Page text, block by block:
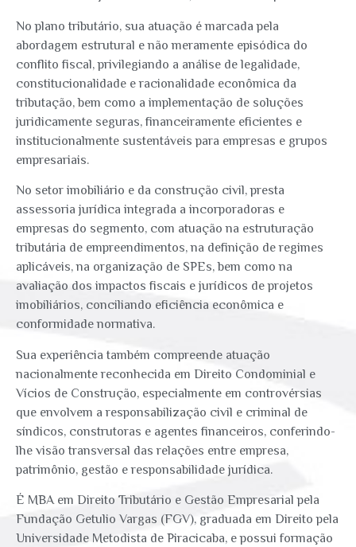
No plano tributário, sua atuação é marcada pela
abordagem estrutural e não meramente episódica do
conflito fiscal, privilegiando a análise de legalidade,
constitucionalidade e racionalidade econômica da
tributação, bem como a implementação de soluções
juridicamente seguras, financeiramente eficientes e
institucionalmente sustentáveis para empresas e grupos
empresariais.
No setor imobiliário e da construção civil, presta
assessoria jurídica integrada a incorporadoras e
empresas do segmento, com atuação na estruturação
tributária de empreendimentos, na definição de regimes
aplicáveis, na organização de SPEs, bem como na
avaliação dos impactos fiscais e jurídicos de projetos
imobiliários, conciliando eficiência econômica e
conformidade normativa.
Sua experiência também compreende atuação
nacionalmente reconhecida em Direito Condominial e
Vícios de Construção, especialmente em controvérsias
que envolvem a responsabilização civil e criminal de
síndicos, construtoras e agentes financeiros, conferindo-
lhe visão transversal das relações entre empresa,
patrimônio, gestão e responsabilidade jurídica.
É MBA em Direito Tributário e Gestão Empresarial pela
Fundação Getulio Vargas (FGV), graduada em Direito pela
Universidade Metodista de Piracicaba, e possui formação